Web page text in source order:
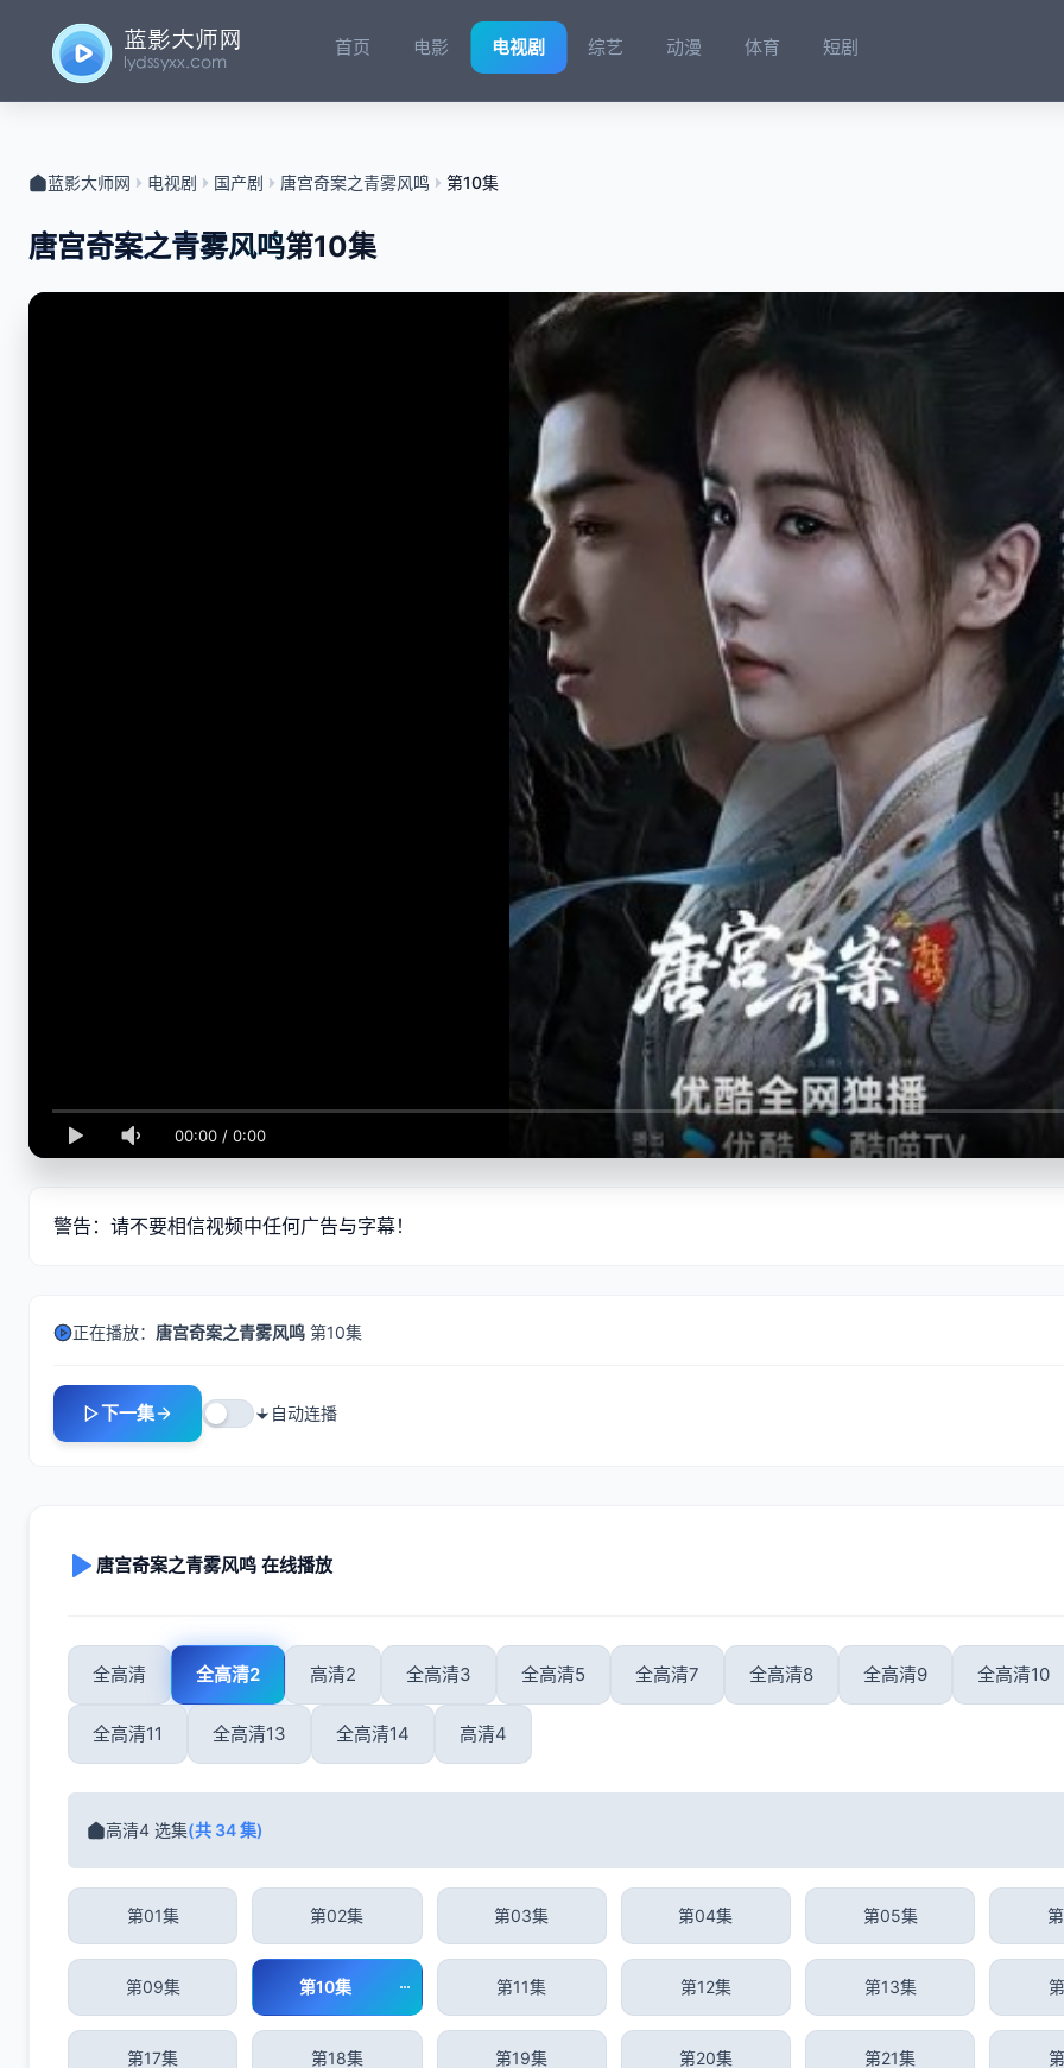
首页 电影 电视剧 综艺 动漫 体育 短剧
蓝影大师网 电视剧 国产剧 唐宫奇案之青雾风鸣 第10集
唐宫奇案之青雾风鸣第10集
00:00 / 0:00
警告：请不要相信视频中任何广告与字幕！
正在播放： 唐宫奇案之青雾风鸣 第10集
下一集 自动连播
唐宫奇案之青雾风鸣 在线播放
全高清 全高清2 高清2 全高清3 全高清5 全高清7 全高清8 全高清9 全高清10
全高清11 全高清13 全高清14 高清4
高清4 选集(共 34 集)
第01集 第02集 第03集 第04集 第05集
第09集 第10集 第11集 第12集 第13集
第17集 第18集 第19集 第20集 第21集